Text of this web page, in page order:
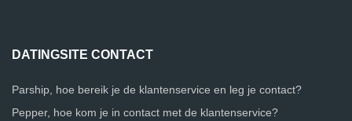
DATINGSITE CONTACT
Parship, hoe bereik je de klantenservice en leg je contact?
Pepper, hoe kom je in contact met de klantenservice?